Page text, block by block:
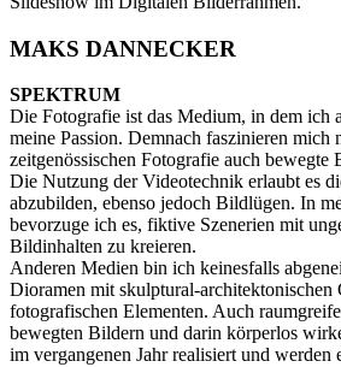
MAKS DANNECKER
SPEKTRUM
Die Fotografie ist das Medium, in dem ich
meine Passion. Demnach faszinieren mich
zeitgenössischen Fotografie auch bewegte
Die Nutzung der Videotechnik erlaubt es
abzubilden, ebenso jedoch Bildlügen. In
bevorzuge ich es, fiktive Szenerien mit
Bildinhalten zu kreieren.
Anderen Medien bin ich keinesfalls
Dioramen mit skulptural-architektonischen
fotografischen Elementen. Auch
bewegten Bildern und darin körperlos
im vergangenen Jahr realisiert und werden